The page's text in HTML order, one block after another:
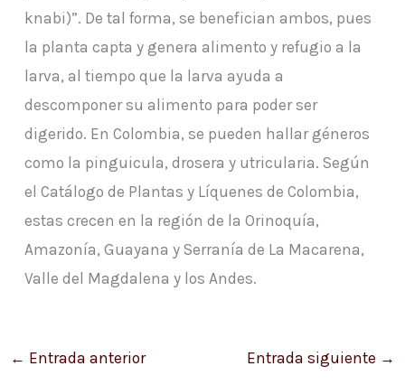
knabi)”. De tal forma, se benefician ambos, pues
la planta capta y genera alimento y refugio a la
larva, al tiempo que la larva ayuda a
descomponer su alimento para poder ser
digerido. En Colombia, se pueden hallar géneros
como la pinguicula, drosera y utricularia. Según
el Catálogo de Plantas y Líquenes de Colombia,
estas crecen en la región de la Orinoquía,
Amazonía, Guayana y Serranía de La Macarena,
Valle del Magdalena y los Andes.
← Entrada anterior Entrada siguiente →